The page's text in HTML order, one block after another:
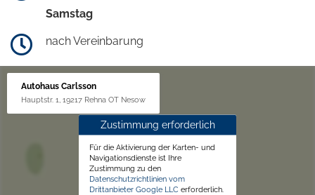
Samstag
nach Vereinbarung
Autohaus Carlsson
Hauptstr. 1, 19217 Rehna OT Nesow
Zustimmung erforderlich
Für die Aktivierung der Karten- und
Navigationsdienste ist Ihre
Zustimmung zu den
Datenschutzrichtlinien vom
Drittanbieter Google LLC erforderlich.